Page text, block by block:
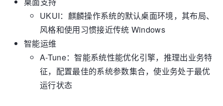
UKUI：麒麟操作系统的默认桌面环境，其布局、
风格和使用习惯接近传统 Windows
智能运维
A-Tune：智能系统性能优化引擎，推理出业务特
征，配置最佳的系统参数集合，使业务处于最优
运行状态